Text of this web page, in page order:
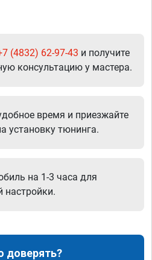
(4832) 62-97-43 и получите
консультацию у мастера.
время и приезжайте
установку тюнинга.
на 1-3 часа для
настройки.
доверять?